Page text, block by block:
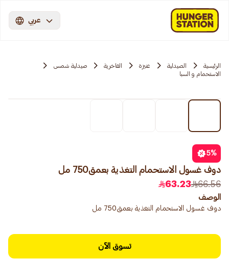
عربي
الرئيسية الصيدلية عنيزة الفاخرية
صيدلية شمس
الاستحمام و السبا
5%
دوف غسول الاستحمام التغذية بعمق750 مل
66.56
63.23
الوصف
دوف غسول الاستحمام التغذية بعمق750 مل
تسوق الآن